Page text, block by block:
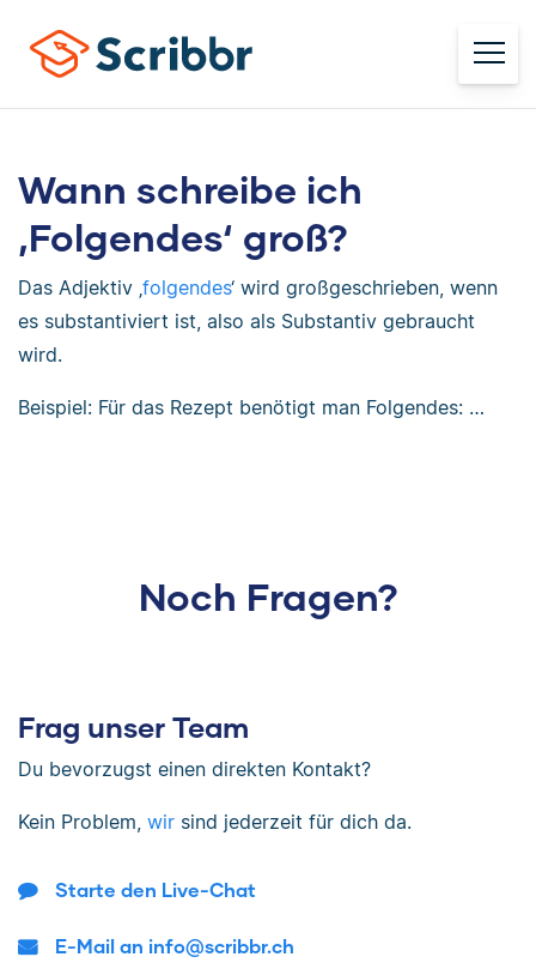
Wann schreibe ich
‚Folgendes‘ groß?
Das Adjektiv ‚folgendes‘ wird großgeschrieben, wenn
es substantiviert ist, also als Substantiv gebraucht
wird.
Beispiel: Für das Rezept benötigt man Folgendes: …
Noch Fragen?
Frag unser Team
Du bevorzugst einen direkten Kontakt?
Kein Problem, wir sind jederzeit für dich da.
Starte den Live-Chat
E-Mail an info@scribbr.ch